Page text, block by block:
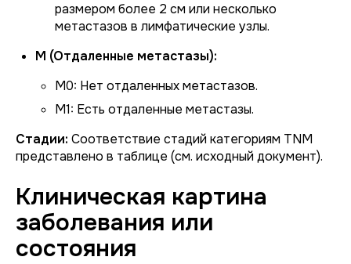
размером более 2 см или несколько
метастазов в лимфатические узлы.
M (Отдаленные метастазы):
M0: Нет отдаленных метастазов.
M1: Есть отдаленные метастазы.
Стадии: Соответствие стадий категориям TNM
представлено в таблице (см. исходный документ).
Клиническая картина
заболевания или
состояния